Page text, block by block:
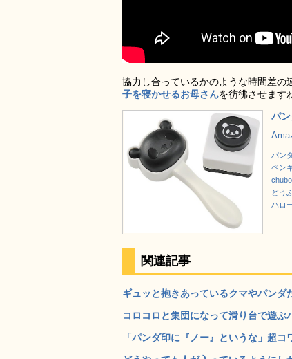
協力し合っているかのような時間差の
子を寝かせるお母さんを彷彿させます
パ
パン
ペン
どう
ハロ
関連記事
ギュッと抱きあっているクマやパン
コロコロと集団になって滑り台で遊
「パンダ印に『ノー』というな」超